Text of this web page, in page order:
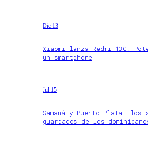
Dic 13
Xiaomi lanza Redmi 13C:
un smartphone
Jul 15
Samaná y Puerto Plata, los
guardados de los